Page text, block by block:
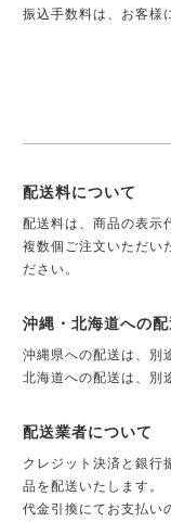
振込手数料は、お客様
配送料について
配送料は、商品の表示
複数個ご注文いただい
ださい。
沖縄・北海道への
沖縄県への配送は、別
北海道への配送は、別
配送業者について
クレジット決済と銀行
品を配送いたします。
代金引換にてお支払い